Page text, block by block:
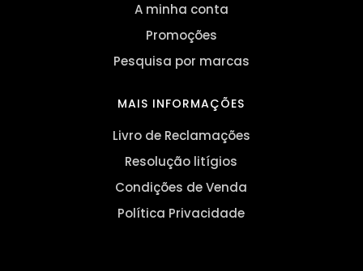
A minha conta
Promoções
Pesquisa por marcas
MAIS INFORMAÇÕES
Livro de Reclamações
Resolução litígios
Condições de Venda
Política Privacidade